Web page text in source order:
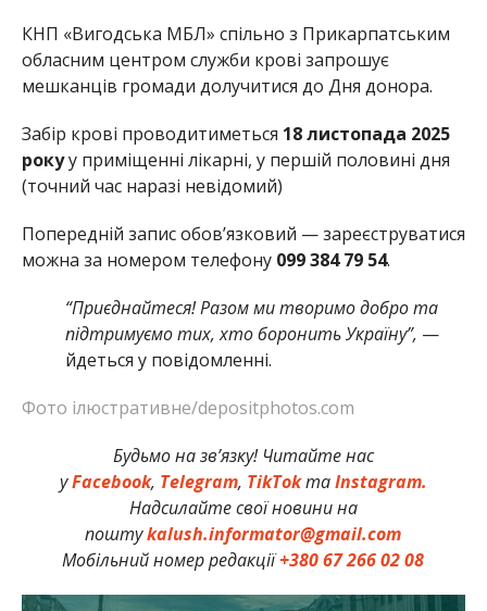
КНП «Вигодська МБЛ» спільно з Прикарпатським
обласним центром служби крові запрошує
мешканців громади долучитися до Дня донора.
Забір крові проводитиметься 18 листопада 2025
рокуу приміщенні лікарні, у першій половині дня
(точний час наразі невідомий)
Попередній запис обов’язковий — зареєструватися
можна за номером телефону 099 384 79 54.
“Приєднайтеся! Разом ми творимо добро та
підтримуємо тих, хто боронить Україну”, —
йдеться у повідомленні.
Фото ілюстративне/depositphotos.com
Будьмо на зв’язку! Читайте нас
уFacebook, Telegram, TikTokтаInstagram.
Надсилайте свої новини на
поштуkalush.informator@gmail.com
Мобільний номер редакції+380 67 266 02 08